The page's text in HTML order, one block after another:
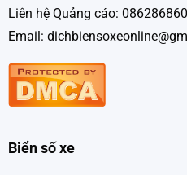
Liên hệ Quảng cáo:
Email:
Biển số xe